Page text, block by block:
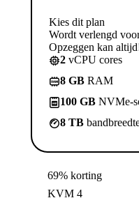
Kies dit plan
Wordt verlengd
Opzeggen kan
2 vCPU cores
8 GB RAM
100 GB NVMe-
8 TB
69% korting
KVM 4